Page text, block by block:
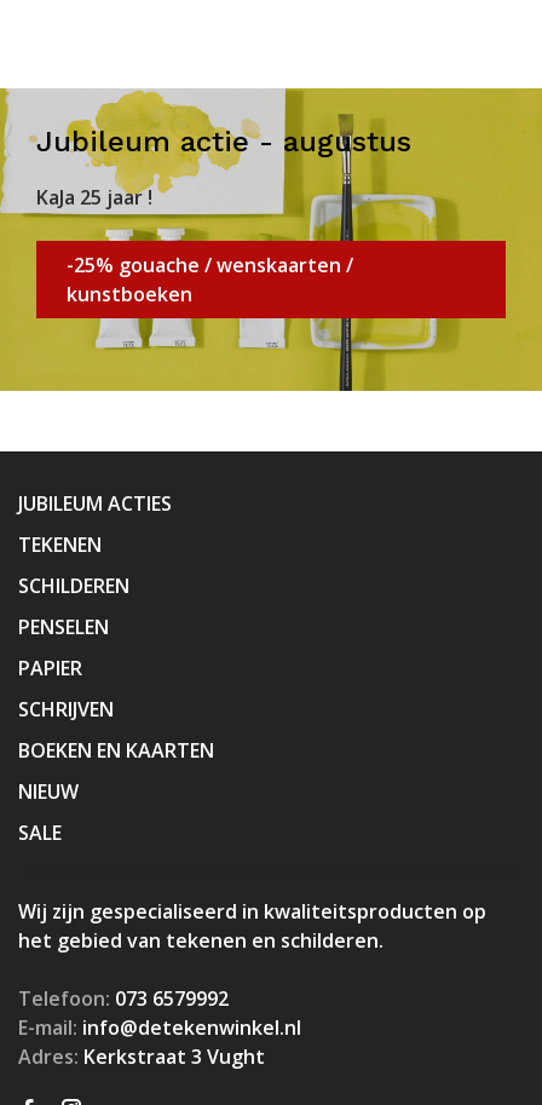
Jubileum actie - augustus
KaJa 25 jaar !
-25% gouache / wenskaarten /
kunstboeken
JUBILEUM ACTIES
TEKENEN
SCHILDEREN
PENSELEN
PAPIER
SCHRIJVEN
BOEKEN EN KAARTEN
NIEUW
SALE
Wij zijn gespecialiseerd in kwaliteitsproducten op
het gebied van tekenen en schilderen.
Telefoon: 073 6579992
E-mail: info@detekenwinkel.nl
Adres: Kerkstraat 3 Vught